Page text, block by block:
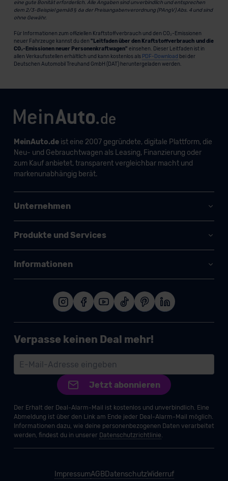
eine gute Bonität erforderlich. Alle Angaben sind unverbindlich und entsprechen
dem 2/3-Beispiel gemäß § 6a der Preisangabenverordnung (PAngV) Abs. 4 und sind
ohne Gewähr.
Für Informationen zum offiziellen Kraftstoffverbrauch und den CO₂-Emissionen
neuer Fahrzeuge kannst du den "Leitfaden über den Kraftstoffverbrauch und die
CO₂-Emissionen neuer Personenkraftwagen" einsehen. Dieser Leitfaden ist in
allen Verkaufsstellen erhältlich und kann kostenlos als PDF-Download bei der
Deutschen Automobil Treuhand GmbH (DAT) heruntergeladen werden.
MeinAuto.deist eine 2007 gegründete, digitale Plattform, die
Neu- und Gebrauchtwagen als Leasing, Finanzierung oder
zum Kauf anbietet, transparent vergleichbar macht und
markenunabhängig berät.
Unternehmen
Produkte und Services
Informationen
Verpasse keinen Deal mehr!
Jetzt abonnieren
Der Erhalt der Deal-Alarm-Mail ist kostenlos und unverbindlich. Eine
Abmeldung ist über den Link am Ende jeder Deal-Alarm-Mail möglich.
Informationen dazu, wie deine personenbezogenen Daten verarbeitet
werden, findest du in unserer Datenschutzrichtlinie.
ImpressumAGBDatenschutzWiderruf